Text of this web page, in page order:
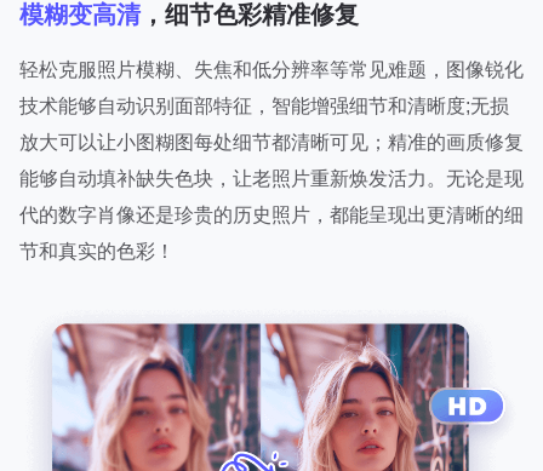
模糊变高清，细节色彩精准修复
轻松克服照片模糊、失焦和低分辨率等常见难题，图像锐化
技术能够自动识别面部特征，智能增强细节和清晰度;无损
放大可以让小图糊图每处细节都清晰可见；精准的画质修复
能够自动填补缺失色块，让老照片重新焕发活力。无论是现
代的数字肖像还是珍贵的历史照片，都能呈现出更清晰的细
节和真实的色彩！